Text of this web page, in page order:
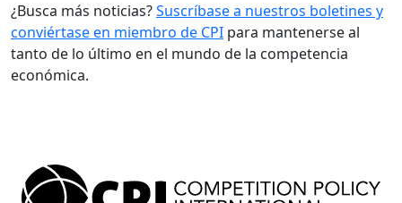
¿Busca más noticias?Suscríbase a nuestros boletines y
conviértase en miembro de CPI para mantenerse al
tanto de lo último en el mundo de la competencia
económica.